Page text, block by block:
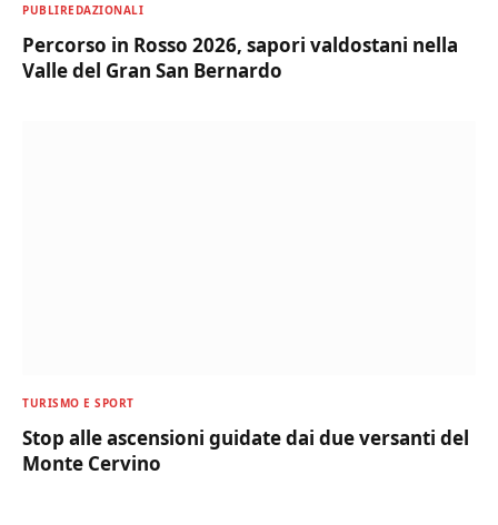
PUBLIREDAZIONALI
Percorso in Rosso 2026, sapori valdostani nella
Valle del Gran San Bernardo
TURISMO E SPORT
Stop alle ascensioni guidate dai due versanti del
Monte Cervino